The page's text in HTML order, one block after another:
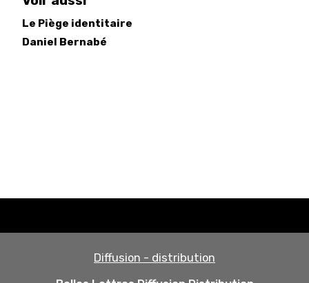
Le Piège identitaire
Daniel Bernabé
Diffusion - distribution